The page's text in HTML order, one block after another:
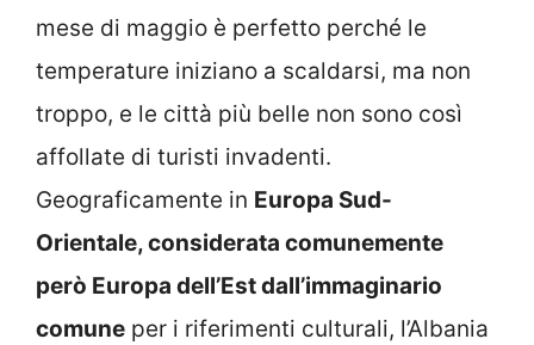
mese di maggio è perfetto perché le
temperature iniziano a scaldarsi, ma non
troppo, e le città più belle non sono così
affollate di turisti invadenti.
Geograficamente in Europa Sud-
Orientale, considerata comunemente
però Europa dell’Est dall’immaginario
comune per i riferimenti culturali, l’Albania